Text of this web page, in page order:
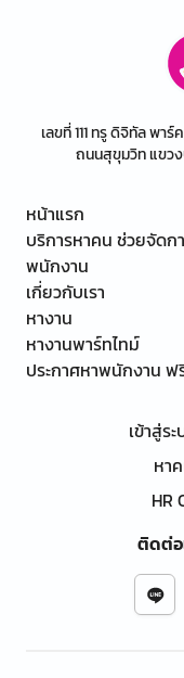
เลขที่ 111 ทรู ดิจิทัล พา
ถนนสุขุมวิท แขวง
หน้าแรก
บริการหาคน ช่วยจัดก
พนักงาน
เกี่ยวกับเรา
หางาน
หางานพาร์ทไทม์
ประกาศหาพนักงาน ฟ
เข้าสู่ร
หา
HR
ติดต่อ